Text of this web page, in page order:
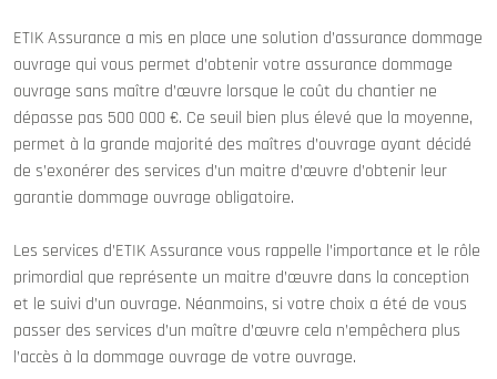
ETIK Assurance a mis en place une solution d’assurance dommage
ouvrage qui vous permet d’obtenir votre assurance dommage
ouvrage sans maître d’œuvre lorsque le coût du chantier ne
dépasse pas 500 000 €. Ce seuil bien plus élevé que la moyenne,
permet à la grande majorité des maîtres d’ouvrage ayant décidé
de s’exonérer des services d’un maitre d’œuvre d’obtenir leur
garantie dommage ouvrage obligatoire.
Les services d’ETIK Assurance vous rappelle l’importance et le rôle
primordial que représente un maitre d’œuvre dans la conception
et le suivi d’un ouvrage. Néanmoins, si votre choix a été de vous
passer des services d’un maître d’œuvre cela n’empêchera plus
l’accès à la dommage ouvrage de votre ouvrage.